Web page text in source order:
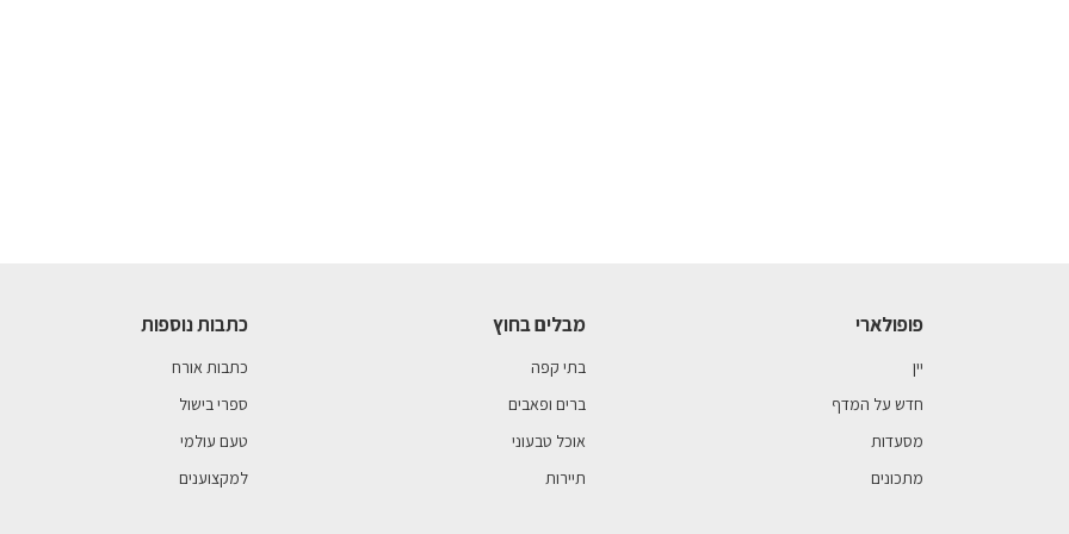
פופולארי
יין
חדש על המדף
מסעדות
מתכונים
מבלים בחוץ
בתי קפה
ברים ופאבים
אוכל טבעוני
תיירות
כתבות נוספות
כתבות אורח
ספרי בישול
טעם עולמי
למקצוענים